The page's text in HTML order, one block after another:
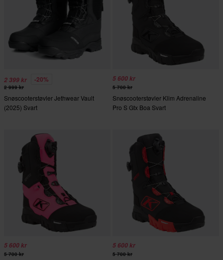
2 399 kr -20%
2 999 kr
Snøscooterstøvler Jethwear Vault
(2025) Svart
5 600 kr
5 700 kr
Snøscooterstøvler Klim Adrenaline
Pro S Gtx Boa Svart
5 600 kr
5 700 kr
5 600 kr
5 700 kr